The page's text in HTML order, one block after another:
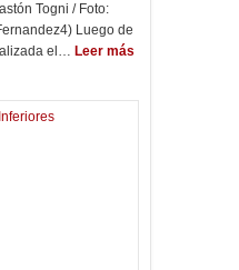
Togni / Foto:
Luego de
el… Leer más